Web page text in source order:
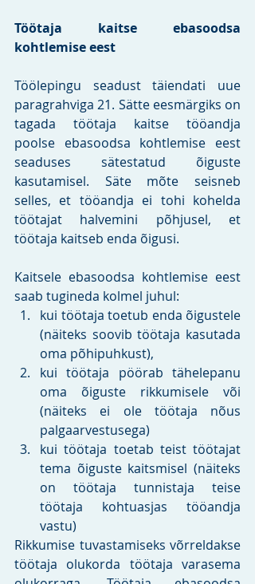
Töötaja kaitse ebasoodsa
kohtlemise eest
Töölepingu seadust täiendati uue
paragrahviga 21. Sätte eesmärgiks on
tagada töötaja kaitse tööandja
poolse ebasoodsa kohtlemise eest
seaduses sätestatud õiguste
kasutamisel. Säte mõte seisneb
selles, et tööandja ei tohi kohelda
töötajat halvemini põhjusel, et
töötaja kaitseb enda õigusi.
Kaitsele ebasoodsa kohtlemise eest
saab tugineda kolmel juhul:
kui töötaja toetub enda õigustele
(näiteks soovib töötaja kasutada
oma põhipuhkust),
kui töötaja pöörab tähelepanu
oma õiguste rikkumisele või
(näiteks ei ole töötaja nõus
palgaarvestusega)
kui töötaja toetab teist töötajat
tema õiguste kaitsmisel (näiteks
on töötaja tunnistaja teise
töötaja kohtuasjas tööandja
vastu)
Rikkumise tuvastamiseks võrreldakse
töötaja olukorda töötaja varasema